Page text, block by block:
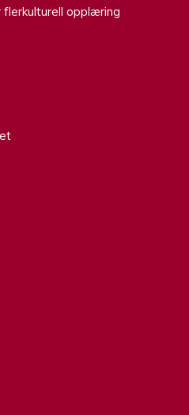
opplæring